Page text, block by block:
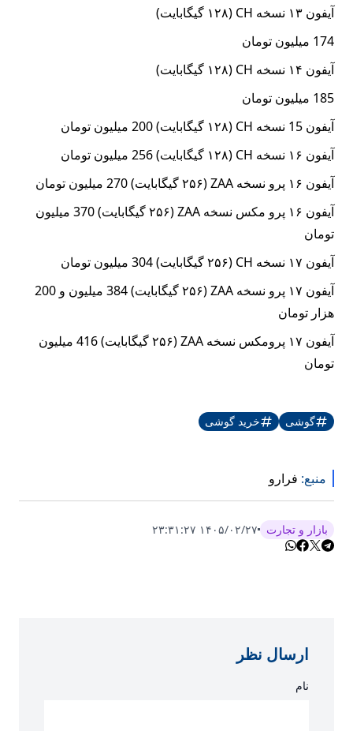
آیفون ۱۳ نسخه CH (۱۲۸ گیگابایت)
174 میلیون تومان
آیفون ۱۴ نسخه CH (۱۲۸ گیگابایت)
185 میلیون تومان
آیفون 15 نسخه CH (۱۲۸ گیگابایت) 200 میلیون تومان
آیفون ۱۶ نسخه CH (۱۲۸ گیگابایت) 256 میلیون تومان
آیفون ۱۶ پرو نسخه ZAA (۲۵۶ گیگابایت) 270 میلیون تومان
آیفون ۱۶ پرو مکس نسخه ZAA (۲۵۶ گیگابایت) 370 میلیون
تومان
آیفون ۱۷ نسخه CH (۲۵۶ گیگابایت) 304 میلیون تومان
آیفون ۱۷ پرو نسخه ZAA (۲۵۶ گیگابایت) 384 میلیون و 200
هزار تومان
آیفون ۱۷ پرومکس نسخه ZAA (۲۵۶ گیگابایت) 416 میلیون
تومان
گوشی خرید گوشی
منبع: فرارو
بازار و تجارت ۱۴۰۵/۰۲/۲۷ ۲۳:۳۱:۲۷
ارسال نظر
نام